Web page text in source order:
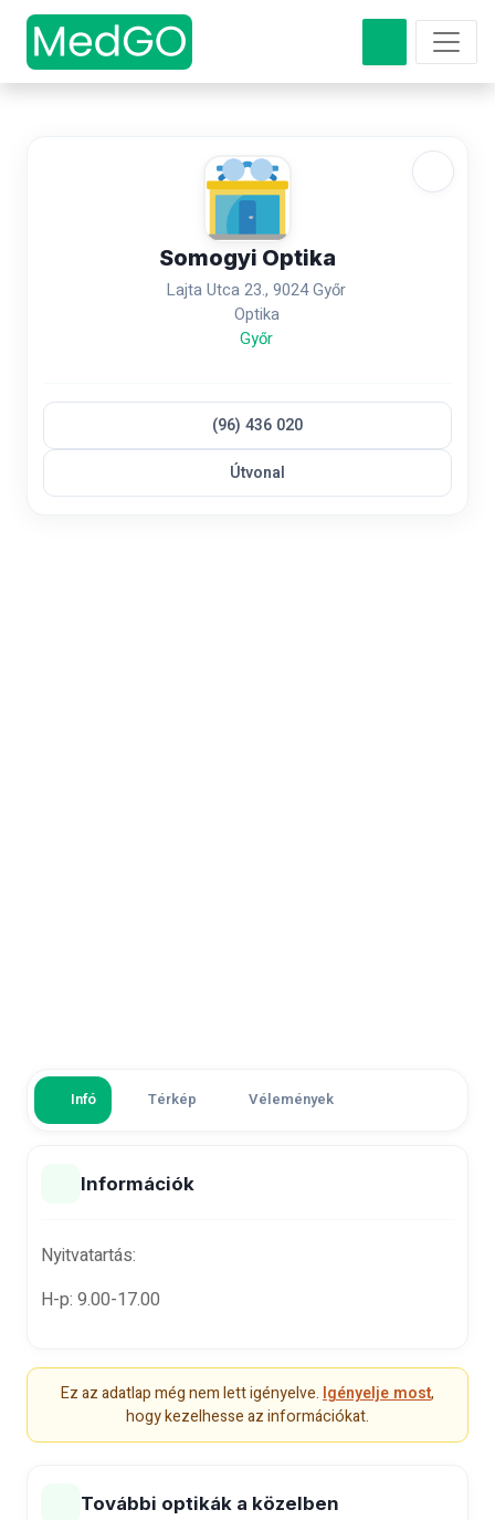
Somogyi Optika
Lajta Utca 23., 9024 Győr
Optika
Győr
(96) 436 020
Útvonal
Infó Térkép Vélemények
Információk
Nyitvatartás:
H-p: 9.00-17.00
Ez az adatlap még nem lett igényelve. Igényelje most,
hogy kezelhesse az információkat.
További optikák a közelben